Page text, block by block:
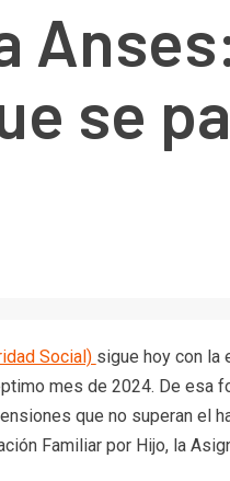
se
Social) sigue hoy con la
mes de 2024. De esa
que no superan el
Familiar por Hijo, la